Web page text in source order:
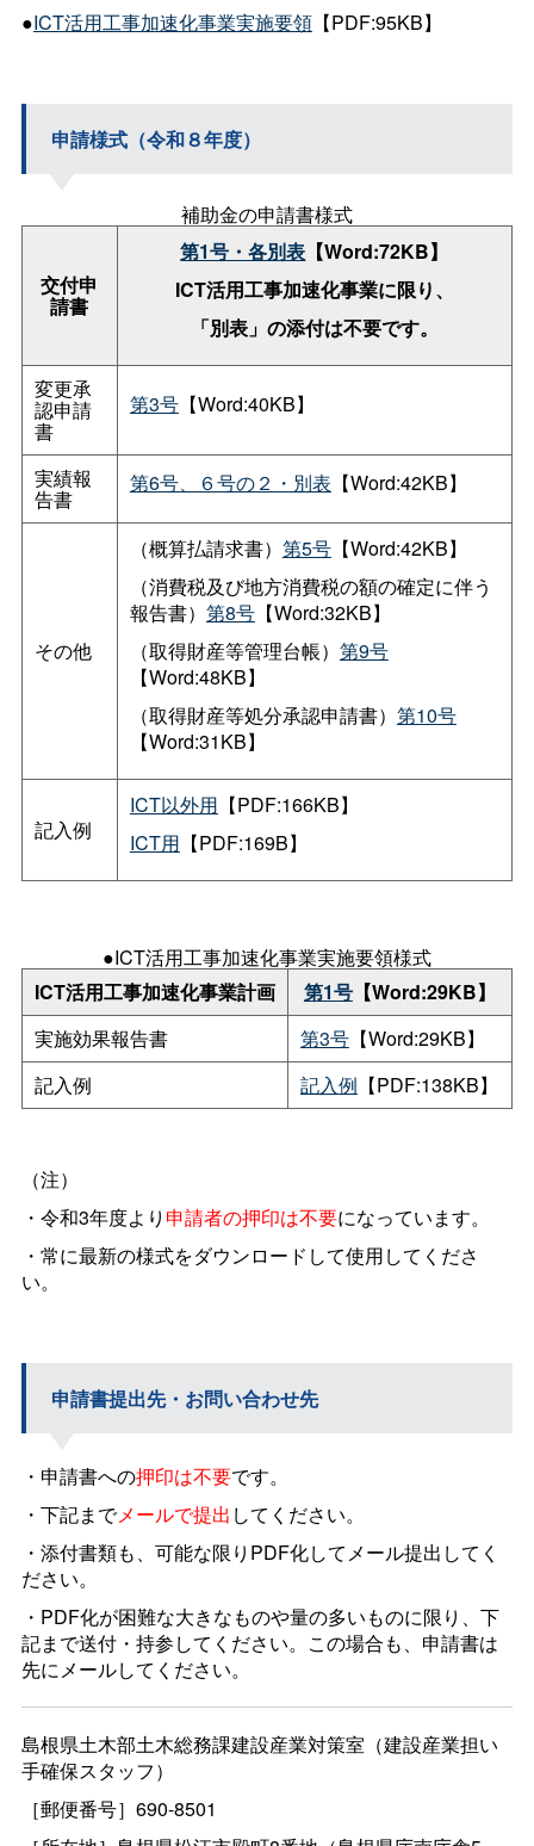
●ICT活用工事加速化事業実施要領【PDF:95KB】
申請様式（令和８年度）
補助金の申請書様式
交付申
請書
第1号・各別表 【Word:72KB】
ICT活用工事加速化事業に限り、
「別表」の添付は不要です。
変更承
認申請
書
第3号【Word:40KB】
実績報
告書
第6号、６号の２・別表 【Word:42KB】
その他
（概算払請求書） 第5号【Word:42KB】
（消費税及び地方消費税の額の確定に伴う
報告書） 第8号【Word:32KB】
（取得財産等管理台帳） 第9号
【Word:48KB】
（取得財産等処分承認申請書） 第10号
【Word:31KB】
記入例
ICT以外用 【PDF:166KB】
ICT用 【PDF:169B】
●ICT活用工事加速化事業実施要領様式
ICT活用工事加速化事業計画 第1号【Word:29KB】
実施効果報告書
第3号【Word:29KB】
記入例
記入例 【PDF:138KB】
（注）
・令和3年度より 申請者の押印は不要になっています。
・ 常に最新の様式をダウンロードして使用して くださ
い。
申請書提出先・お問い合わせ先
・申請書への押印は不要です。
・下記までメールで提出 してください。
・添付書類も、可能な限りPDF化してメール提出してく
ださい。
・PDF化が困難な大きなものや量の多いものに限り、下
記まで送付・持参してください。この場合も、申請書は
先にメールしてください。
島根県土木部土木総務課建設産業対策室（建設産業担い
手確保スタッフ）
［郵便番号］690-8501